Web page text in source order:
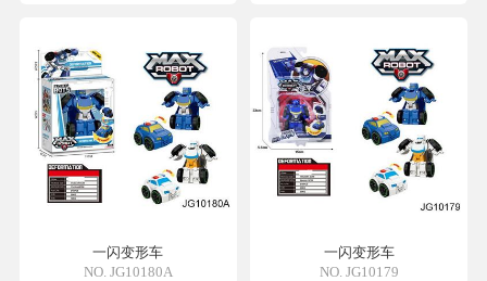
一闪变形车
NO. JG10180A
一闪变形车
NO. JG10179